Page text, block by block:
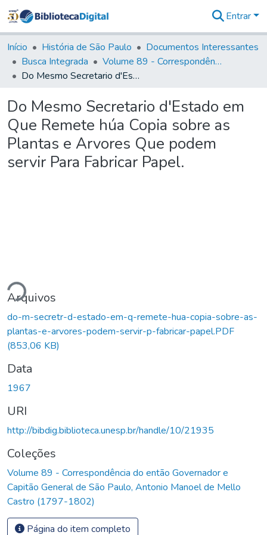
&
Coleções
Tudo na
Biblioteca
Estatísticas
Entrar
Início História de São Paulo
Documentos Interessantes
Busca Integrada
Volume 89 - Correspondência do então Governador e Capitão General de São Paulo, Antonio Manoel de Mello Castro (1797-1802)
Do Mesmo Secretario d'Estado em Que Remete húa Copia sobre as Plantas e Arvores Que podem servir Para Fabricar Papel.
Do Mesmo Secretario d'Estado em
Que Remete húa Copia sobre as
Plantas e Arvores Que podem
servir Para Fabricar Papel.
Arquivos
do-m-secretr-d-estado-em-q-remete-hua-copia-sobre-as-
plantas-e-arvores-podem-servir-p-fabricar-papel.PDF
(853,06 KB)
Data
1967
URI
http://bibdig.biblioteca.unesp.br/handle/10/21935
Coleções
Volume 89 - Correspondência do então Governador e
Capitão General de São Paulo, Antonio Manoel de Mello
Castro (1797-1802)
Página do item completo